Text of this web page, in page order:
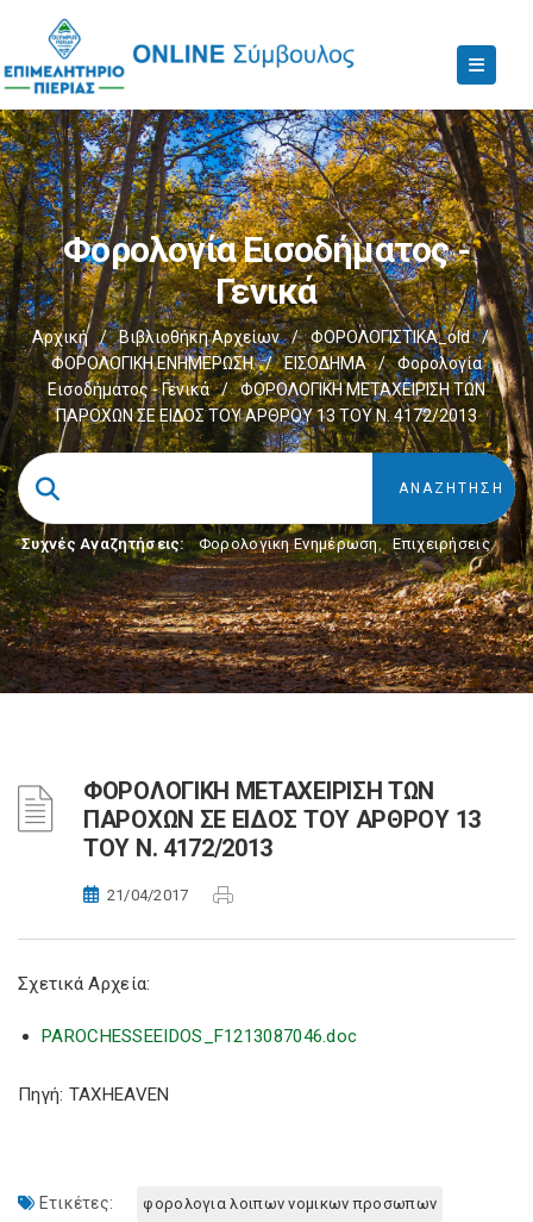
Φορολογία Εισοδήματος -
Γενικά
Αρχική / Βιβλιοθήκη Αρχείων / ΦΟΡΟΛΟΓΙΣΤΙΚΑ_old
/
ΦΟΡΟΛΟΓΙΚΗ ΕΝΗΜΕΡΩΣΗ
/ ΕΙΣΟΔΗΜΑ /
Φορολογία
Εισοδήματος - Γενικά
/
ΦΟΡΟΛΟΓΙΚΗ ΜΕΤΑΧΕΙΡΙΣΗ ΤΩΝ
ΠΑΡΟΧΩΝ ΣΕ ΕΙΔΟΣ ΤΟΥ ΑΡΘΡΟΥ 13 ΤΟΥ Ν. 4172/2013
Συχνές Αναζητήσεις: Φορολογικη Ενημέρωση, Επιχειρήσεις
ΦΟΡΟΛΟΓΙΚΗ ΜΕΤΑΧΕΙΡΙΣΗ ΤΩΝ
ΠΑΡΟΧΩΝ ΣΕ ΕΙΔΟΣ ΤΟΥ ΑΡΘΡΟΥ 13
ΤΟΥ Ν. 4172/2013
21/04/2017
Σχετικά Αρχεία:
PAROCHESSEEIDOS_F1213087046.doc
Πηγή: TAXHEAVEN
Ετικέτες: φορολογια λοιπων νομικων προσωπων